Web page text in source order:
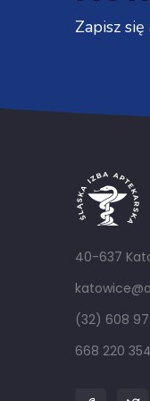
Zapisz
40-637
(32) 608
668 220 354